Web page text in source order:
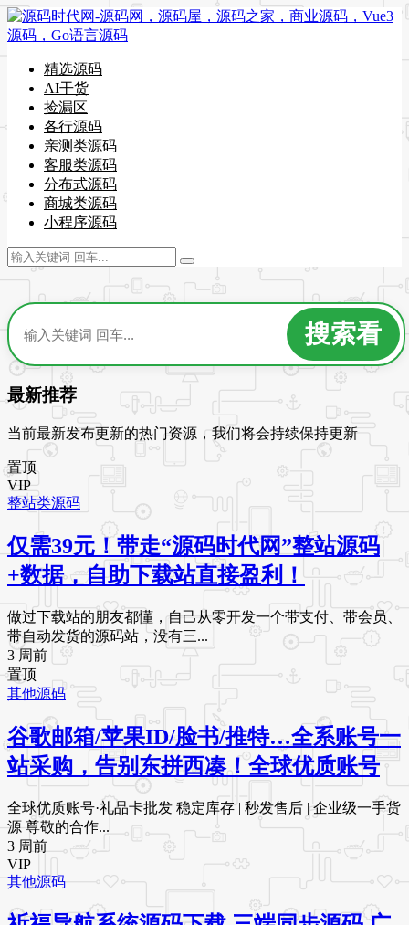
精选源码
AI干货
捡漏区
各行源码
亲测类源码
客服类源码
分布式源码
商城类源码
小程序源码
最新推荐
当前最新发布更新的热门资源，我们将会持续保持更新
置顶
VIP
整站类源码
仅需39元！带走“源码时代网”整站源码
+数据，自助下载站直接盈利！
做过下载站的朋友都懂，自己从零开发一个带支付、带会员、
带自动发货的源码站，没有三...
3 周前
置顶
其他源码
谷歌邮箱/苹果ID/脸书/推特…全系账号一
站采购，告别东拼西凑！全球优质账号
全球优质账号·礼品卡批发 稳定库存 | 秒发售后 | 企业级一手货
源 尊敬的合作...
3 周前
VIP
其他源码